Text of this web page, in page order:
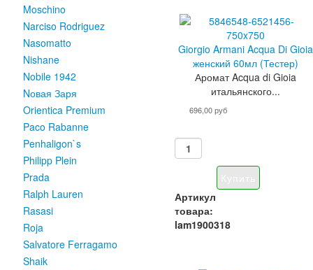
Moschino
Narciso Rodriguez
Nasomatto
Nishane
Nobile 1942
Nовая Заря
Orientica Premium
Paco Rabanne
Penhaligon`s
Philipp Plein
Prada
Ralph Lauren
Rasasi
Roja
Salvatore Ferragamo
Shaik
Giorgio Armani Acqua Di Gioia
женский 60мл (Тестер)
Аромат Acqua di Gioia
итальянского...
696,00 руб
Артикул
товара:
lam1900318